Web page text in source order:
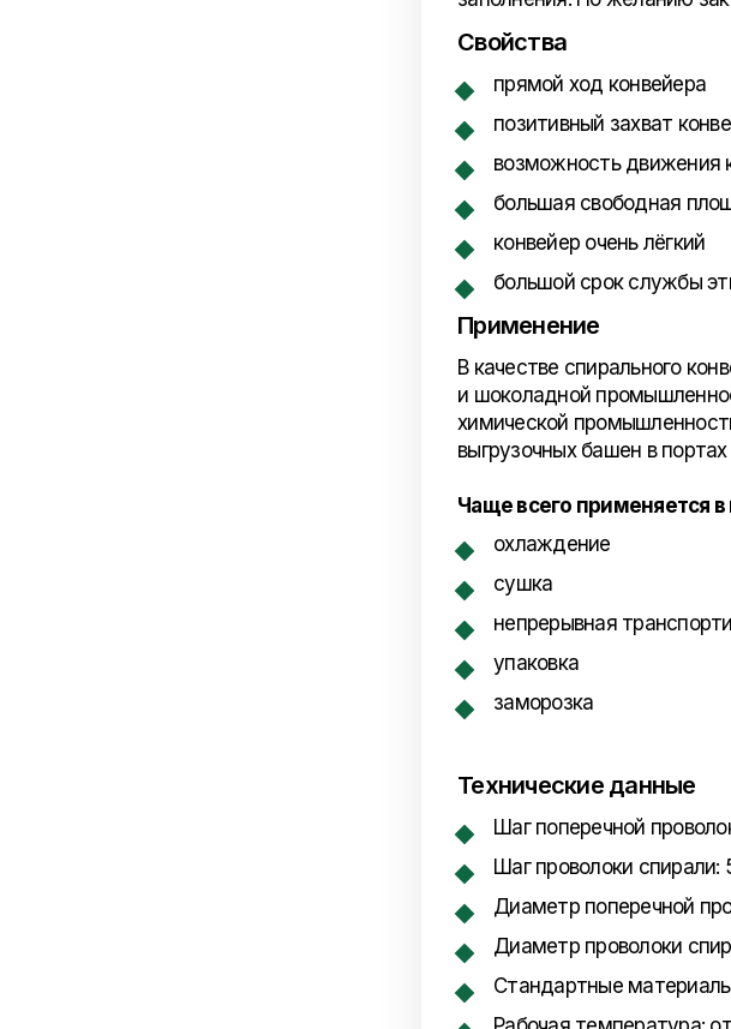
Свойства
прямой ход конвейера
позитивный захват
возможность движения
большая свободная
конвейер очень лёгкий
большой срок службы
Применение
В качестве спирального
и шоколадной
химической
выгрузочных башен в
Чаще всего применяется в
охлаждение
сушка
непрерывная
упаковка
заморозка
Технические данные
Шаг поперечной
Шаг проволоки спирали:
Диаметр поперечной
Диаметр проволоки
Стандартные